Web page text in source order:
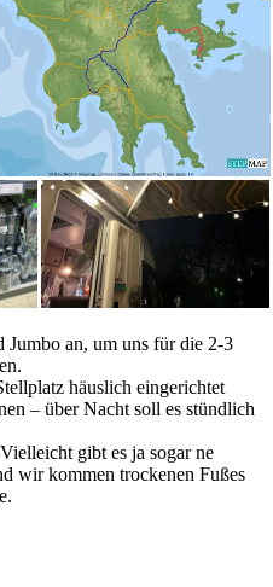
an, um uns für die 2-3
häuslich eingerichtet
– über Nacht soll es stündlich
gibt es ja sogar ne
wir kommen trockenen Fußes